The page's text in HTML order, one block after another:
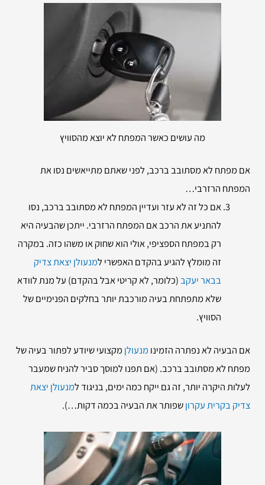
מה עושים כאשר המפתח לא יוצא מהסוויץ
אם מפתח לא מסתובב ברכב, לפני שאתם מתייאשים נסו את
המפתח הרזרבי…
אם כל זה לא עזר ועדיין המפתח לא מסתובב ברכב, נסו
להתניע את הרכב אם המפתח הרזרבי. ייתכן שהבעיה היא
רק במפתח הספציפי, אולי הוא שחוק או משהו כזה. במקרה
זה מומלץ להגיע בהקדם האפשרי למנעולן יצאת צדיק
בבאר יעקב(כלומר, לא קריטי אבל בהקדם) על מנת לוודא
שלא מתפתחת בעיה מורכבת יותר בחלקים הפנימיים של
הסוויץ.
אם הבעיה לא נפתרה הזמינו מנעולן מקצועי שיודע לפתור בעיה של
מפתח לא מסתובב ברכב. (אם תפנו למוסך סביר להניח שמעבר
לעלות היקרה יותר, זה גם ייקח כמה ימים, בניגוד למנעולן יצאת
צדיק בקרית עקרוןשפותר את הבעיה בכמה דקות…).